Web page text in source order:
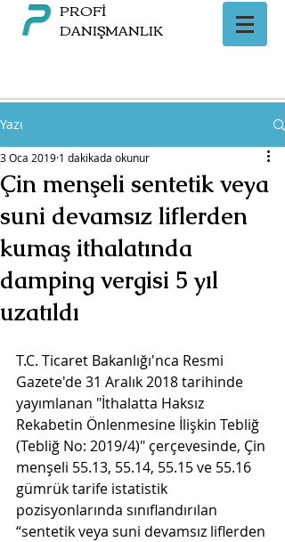
PROFİ
DANIŞMANLIK
Yazı
Çin menşeli sentetik veya
suni devamsız liflerden
kumaş ithalatında
damping vergisi 5 yıl
uzatıldı
3 Oca 2019 1 dakikada okunur
T.C. Ticaret Bakanlığı'nca Resmi
Gazete'de 31 Aralık 2018 tarihinde
yayımlanan "İthalatta Haksız
Rekabetin Önlenmesine İlişkin Tebliğ
(Tebliğ No: 2019/4)" çerçevesinde, Çin
menşeli 55.13, 55.14, 55.15 ve 55.16
gümrük tarife istatistik
pozisyonlarında sınıflandırılan
“sentetik veya suni devamsız liflerden